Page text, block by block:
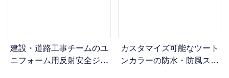
建設・道路工事チームのユ
ニフォーム用反射安全ジャ
カスタマイズ可能なツート
ンカラーの防水・防風スタ